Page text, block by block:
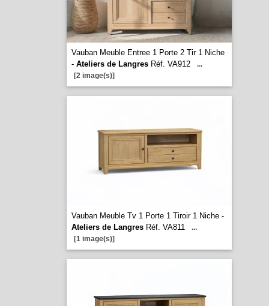
Vauban Meuble Entree 1 Porte 2 Tir 1 Niche
- Ateliers de LangresRéf. VA912
...
[2 image(s)]
Vauban Meuble Tv 1 Porte 1 Tiroir 1 Niche -
Ateliers de LangresRéf. VA811
...
[1 image(s)]